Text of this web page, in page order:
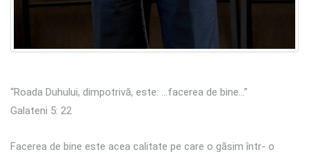
“Roada Duhului, dimpotrivă, este: …facerea de bine…”
Galateni 5: 22
Facerea de bine este acea calitate pe care o găsim într- o